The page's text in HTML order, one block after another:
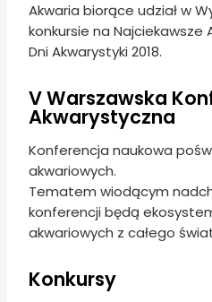
Akwaria biorące udział w
konkursie na Najciekawsze
Dni Akwarystyki 2018.
V Warszawska
Akwarystyczna
Konferencja naukowa
akwariowych.
Tematem wiodącym
konferencji będą
akwariowych z całego
Konkursy